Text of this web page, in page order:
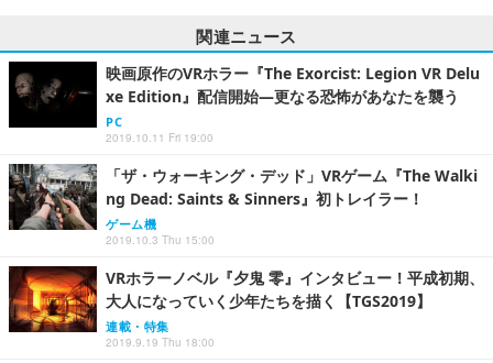
関連ニュース
映画原作のVRホラー『The Exorcist: Legion VR Delu
xe Edition』配信開始―更なる恐怖があなたを襲う
PC
2019.10.11 Fri 19:00
「ザ・ウォーキング・デッド」VRゲーム『The Walki
ng Dead: Saints & Sinners』初トレイラー！
ゲーム機
2019.10.3 Thu 15:00
VRホラーノベル『夕鬼 零』インタビュー！平成初期、
大人になっていく少年たちを描く【TGS2019】
連載・特集
2019.9.19 Thu 18:00